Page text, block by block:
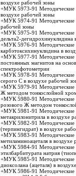
воздухе рабочей зоны
+МУК 5973-91 Методические
воздухе рабочей зоны
+МУК 5974-91 Методические
рабочей зоны
+МУК 5975-91 Методические
дельта2-дегидрохинуклидина
+МУК 5976-91 Методические
карбэтоксихинуклидина в
+МУК 5977-91 Методические
постоянных магнитов на
спектрофотометрии
+МУК 5978-91 Методические
серого С в воздухе рабочей
+МУК 5979-91 Методические
Ж методом тонкослойной
+МУК 5980-91 Методические
розового Ж методом
+МУК 5981-91 Методические
метакрилонитрила в воздухе
+МУК 5982-91 Методические
(терпингидрат) в воздухе
+МУК 5983-91 Методические
метиламиноацеталя в воздухе
+МУК 5984-91 Методические
этилбарбитурата натрия
+МУК 5985-91 Методические
диоксолана (ацеталя) в
+МУК 5986-91 Методические